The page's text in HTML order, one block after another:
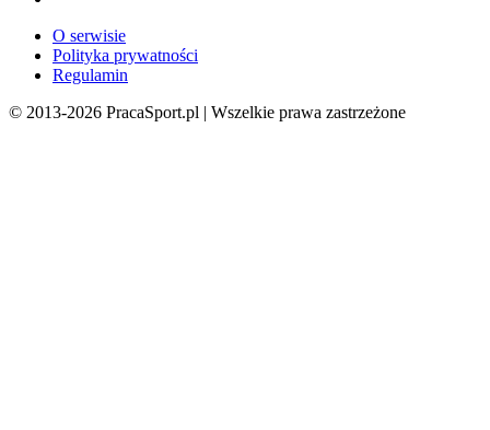
O serwisie
Polityka prywatności
Regulamin
© 2013-2026 PracaSport.pl | Wszelkie prawa zastrzeżone